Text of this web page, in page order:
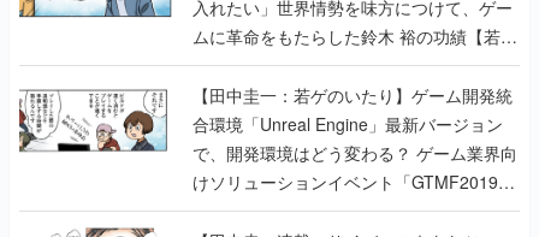
入れたい」世界情勢を味方につけて、ゲー
ムに革命をもたらした鈴木 裕の功績【若ゲ
のいたり】
【田中圭一：若ゲのいたり】ゲーム開発統
合環境「Unreal Engine」最新バージョン
で、開発環境はどう変わる？ ゲーム業界向
けソリューションイベント「GTMF2019」
に行って、より理解を深めよう【PR】